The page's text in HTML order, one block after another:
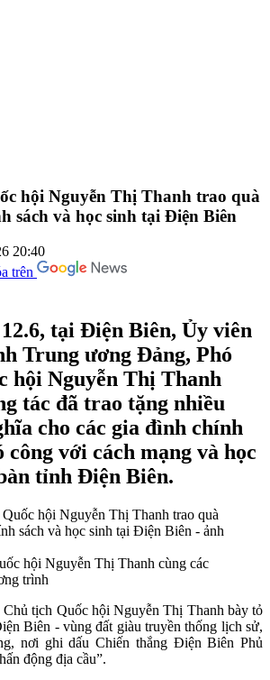
hội Nguyễn Thị Thanh trao quà
sách và học sinh tại Điện Biên
20:40
trên
tại Điện Biên, Ủy viên
Trung ương Đảng, Phó
hội Nguyễn Thị Thanh
tác đã trao tặng nhiều
cho các gia đình chính
công với cách mạng và học
tỉnh Điện Biên.
hội Nguyễn Thị Thanh cùng các
trình
tịch Quốc hội Nguyễn Thị Thanh bày tỏ
Biên - vùng đất giàu truyền thống lịch sử,
nơi ghi dấu Chiến thắng Điện Biên Phủ
động địa cầu”.